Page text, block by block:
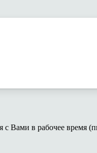
Вами в рабочее время